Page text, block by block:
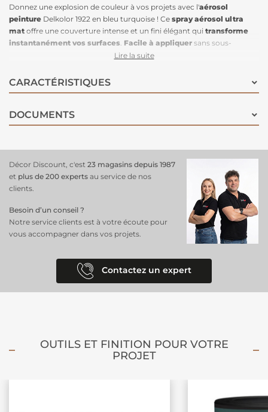
Donnez une explosion de couleur à vos projets avec l'aérosol
peinture Delkolor 1922 en bleu turquoise ! Ce spray aérosol ultra
mat offre une couverture intense et un fini élégant qui transforme
instantanément vos surfaces. Facile à appliquer sans sous-
couche, il est idéal pour peindre et décorer des murs, des objets, des
surfaces en plastique. Parfait pour les zones difficiles d’accès où un
pinceau est impraticable, il assure un résultat impeccable grâce à son
Choisissez le bleu turquoise pour apporter une touche vivante et
originale à votre espace !
Lire la suite
CARACTÉRISTIQUES
DOCUMENTS
Décor Discount, c'est 23 magasins depuis 1987
et plus de 200 experts au service de nos
clients.
Besoin d’un conseil ?
Notre service clients est à votre écoute pour
vous accompagner dans vos projets.
Contactez un expert
OUTILS ET FINITION POUR VOTRE
PROJET